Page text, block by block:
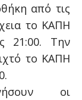
από τις
το ΚΑΠΗ
21:00. Την
το ΚΑΠΗ
οι